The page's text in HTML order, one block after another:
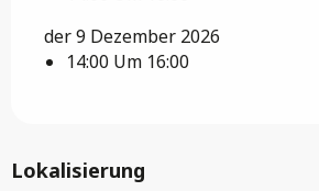
der 9 Dezember 2026
14:00 Um 16:00
Lokalisierung